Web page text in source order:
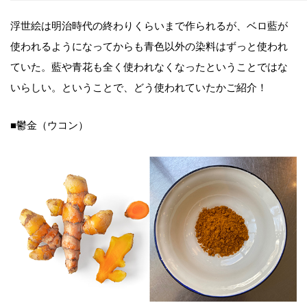
浮世絵は明治時代の終わりくらいまで作られるが、ベロ藍が
使われるようになってからも青色以外の染料はずっと使われ
ていた。藍や青花も全く使われなくなったということではな
いらしい。ということで、どう使われていたかご紹介！
■鬱金（ウコン）